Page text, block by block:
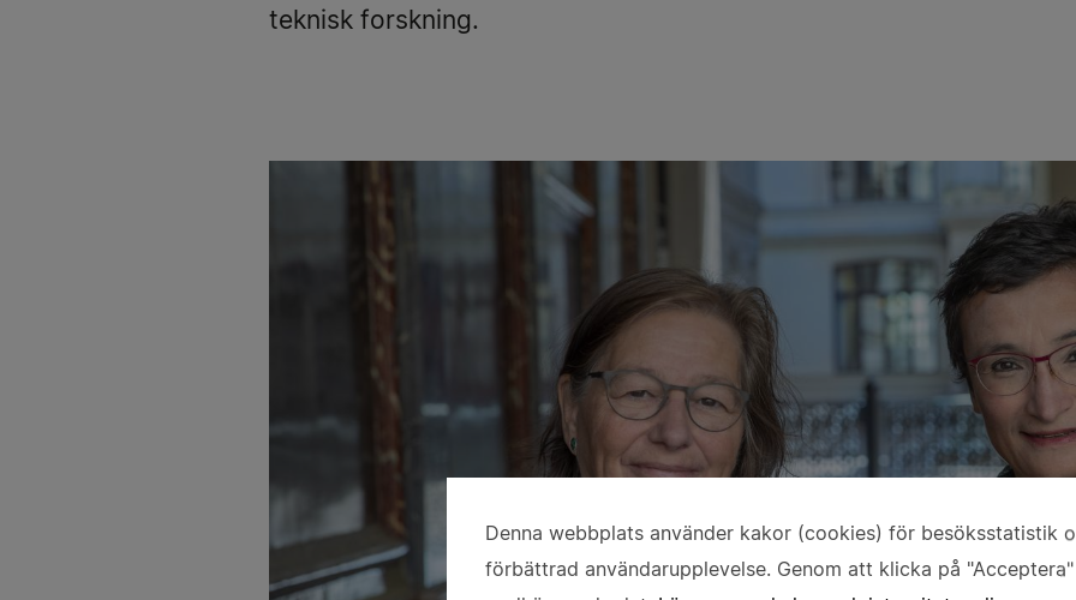
teknisk forskning.
Användning
Denna webbplats använder kakor (cookies) för besöksstatistik
förbättrad användarupplevelse. Genom att klicka på "Acceptera"